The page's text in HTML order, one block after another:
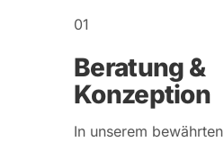
01
Beratung &
Konzeption
In unserem